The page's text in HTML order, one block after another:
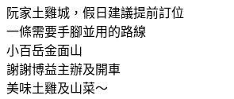
阮家土雞城，假日建議提前訂位
一條需要手腳並用的路線
小百岳金面山
謝謝博益主辦及開車
美味土雞及山菜～